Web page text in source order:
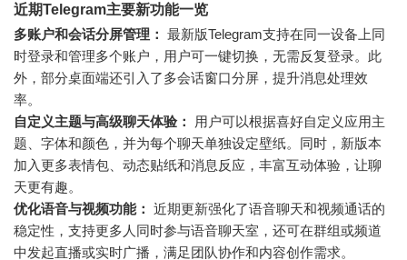
近期Telegram主要新功能一览
多账户和会话分屏管理： 最新版Telegram支持在同一设备上同
时登录和管理多个账户，用户可一键切换，无需反复登录。此
外，部分桌面端还引入了多会话窗口分屏，提升消息处理效
率。
自定义主题与高级聊天体验：
用户可以根据喜好自定义应用主
题、字体和颜色，并为每个聊天单独设定壁纸。同时，新版本
加入更多表情包、动态贴纸和消息反应，丰富互动体验，让聊
天更有趣。
优化语音与视频功能： 近期更新强化了语音聊天和视频通话的
稳定性，支持更多人同时参与语音聊天室，还可在群组或频道
中发起直播或实时广播，满足团队协作和内容创作需求。